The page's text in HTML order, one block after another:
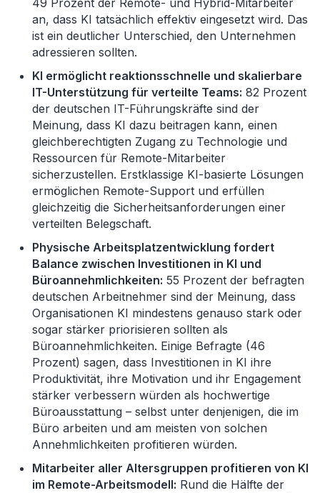
49 Prozent der Remote- und Hybrid-Mitarbeiter
an, dass KI tatsächlich effektiv eingesetzt wird. Das
ist ein deutlicher Unterschied, den Unternehmen
adressieren sollten.
KI ermöglicht reaktionsschnelle und skalierbare
IT-Unterstützung für verteilte Teams: 82 Prozent
der deutschen IT-Führungskräfte sind der
Meinung, dass KI dazu beitragen kann, einen
gleichberechtigten Zugang zu Technologie und
Ressourcen für Remote-Mitarbeiter
sicherzustellen. Erstklassige KI-basierte Lösungen
ermöglichen Remote-Support und erfüllen
gleichzeitig die Sicherheitsanforderungen einer
verteilten Belegschaft.
Physische Arbeitsplatzentwicklung fordert
Balance zwischen Investitionen in KI und
Büroannehmlichkeiten: 55 Prozent der befragten
deutschen Arbeitnehmer sind der Meinung, dass
Organisationen KI mindestens genauso stark oder
sogar stärker priorisieren sollten als
Büroannehmlichkeiten. Einige Befragte (46
Prozent) sagen, dass Investitionen in KI ihre
Produktivität, ihre Motivation und ihr Engagement
stärker verbessern würden als hochwertige
Büroausstattung – selbst unter denjenigen, die im
Büro arbeiten und am meisten von solchen
Annehmlichkeiten profitieren würden.
Mitarbeiter aller Altersgruppen profitieren von KI
im Remote-Arbeitsmodell: Rund die Hälfte der